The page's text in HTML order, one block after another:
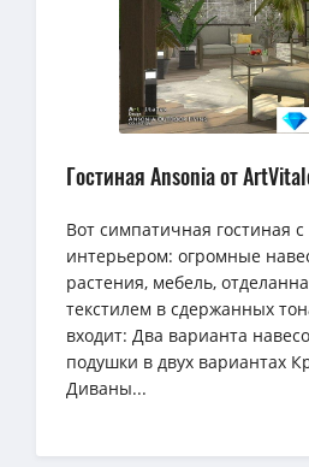
Гостиная Ansonia от
Вот симпатичная гостиная
интерьером: огромные
растения, мебель,
текстилем в сдержанных
входит: Два варианта
подушки в двух вариантах
Диваны...